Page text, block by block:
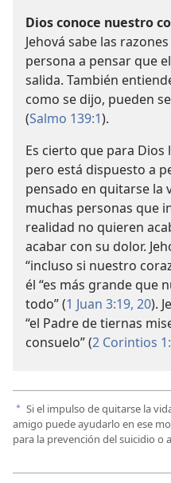
Dios conoce nuestro
Jehová sabe las
persona a pensar que
salida. También
como se dijo, pueden
(Salmo 139:1).
Es cierto que para Dios
pero está dispuesto a
pensado en quitarse la
muchas personas que
realidad no quieren
acabar con su dolor.
“incluso si nuestro
él “es más grande que
todo” (1 Juan 3:19, 20).
“el Padre de tiernas
consuelo” (2 Corintios
a Si el impulso de quitarse la
amigo puede ayudarlo en ese
para la prevención del suicidio o